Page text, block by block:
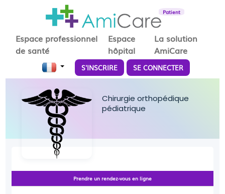
Patient
Espace professionnel
de santé
Espace
hôpital
La solution
AmiCare
S'INSCRIRE SE CONNECTER
Chirurgie orthopédique
pédiatrique
Prendre un rendez-vous en ligne